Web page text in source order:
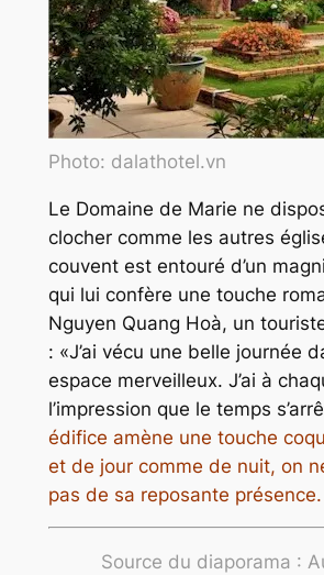
Photo: dalathotel.vn
Le Domaine de Marie ne
clocher comme les autres
couvent est entouré d’un
qui lui confère une touche
Nguyen Quang Hoà, un
: «J’ai vécu une belle journée
espace merveilleux. J’ai à
l’impression que le temps
édifice amène une touche
et de jour comme de nuit, on
pas de sa reposante présence.
Source du diaporama :